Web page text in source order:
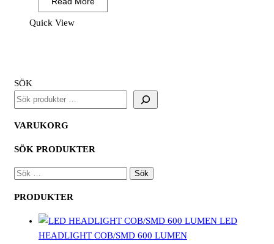
ESD
Quick View
SÖK
VARUKORG
SÖK PRODUKTER
SÖK
PRODUKTER
LED
HEADLIGHT COB/SMD 600 LUMEN